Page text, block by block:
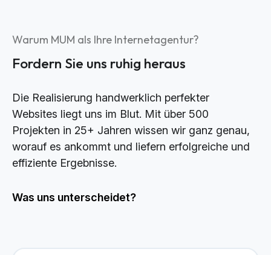
Warum MUM als Ihre Internetagentur?
Fordern Sie uns ruhig heraus
Die Realisierung handwerklich perfekter
Websites liegt uns im Blut. Mit über 500
Projekten in 25+ Jahren wissen wir ganz genau,
worauf es ankommt und liefern erfolgreiche und
effiziente Ergebnisse.
Was uns unterscheidet?